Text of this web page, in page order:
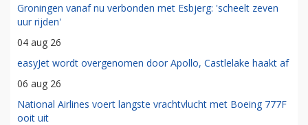
Groningen vanaf nu verbonden met Esbjerg: 'scheelt zeven
uur rijden'
04 aug 26
easyJet wordt overgenomen door Apollo, Castlelake haakt af
06 aug 26
National Airlines voert langste vrachtvlucht met Boeing 777F
ooit uit